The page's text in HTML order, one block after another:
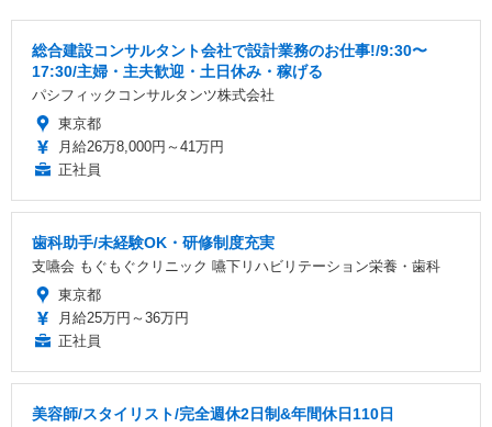
総合建設コンサルタント会社で設計業務のお仕事!/9:30〜
17:30/主婦・主夫歓迎・土日休み・稼げる
パシフィックコンサルタンツ株式会社
東京都
月給26万8,000円～41万円
正社員
歯科助手/未経験OK・研修制度充実
支嚥会 もぐもぐクリニック 嚥下リハビリテーション栄養・歯科
東京都
月給25万円～36万円
正社員
美容師/スタイリスト/完全週休2日制&年間休日110日